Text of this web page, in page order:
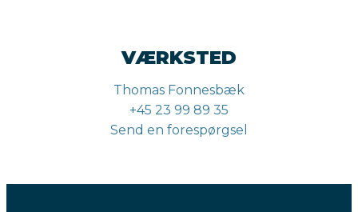
VÆRKSTED
Thomas Fonnesbæk
+45 23 99 89 35
Send en forespørgsel